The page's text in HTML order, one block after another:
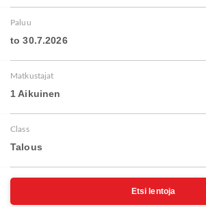
Paluu
to 30.7.2026
Matkustajat
1 Aikuinen
Class
Talous
Etsi lentoja